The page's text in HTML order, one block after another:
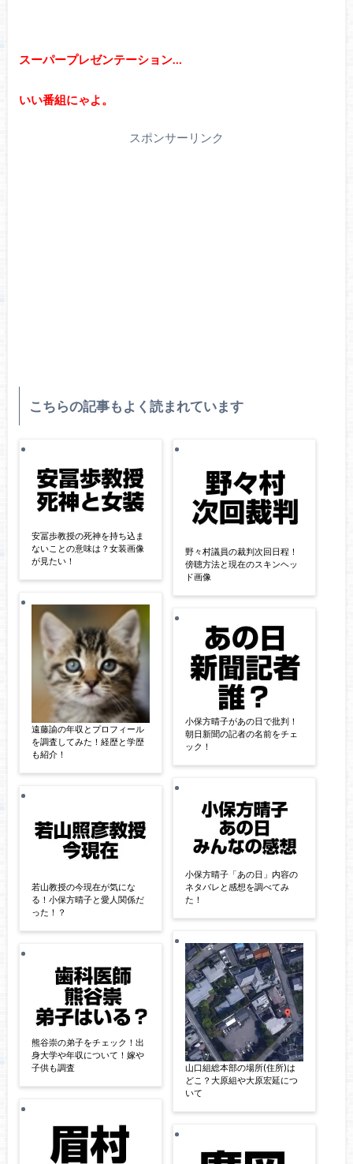
スーパープレゼンテーション…
いい番組にゃよ。
スポンサーリンク
こちらの記事もよく読まれています
安冨歩教授の死神を持ち込ま
ないことの意味は？女装画像
が見たい！
遠藤諭の年収とプロフィール
を調査してみた！経歴と学歴
も紹介！
若山教授の今現在が気にな
る！小保方晴子と愛人関係だ
った！？
熊谷崇の弟子をチェック！出
身大学や年収について！嫁や
子供も調査
野々村議員の裁判次回日程！
傍聴方法と現在のスキンヘッ
ド画像
小保方晴子があの日で批判！
朝日新聞の記者の名前をチェ
ック！
小保方晴子「あの日」内容の
ネタバレと感想を調べてみ
た！
山口組総本部の場所(住所)は
どこ？大原組や大原宏延につ
いて